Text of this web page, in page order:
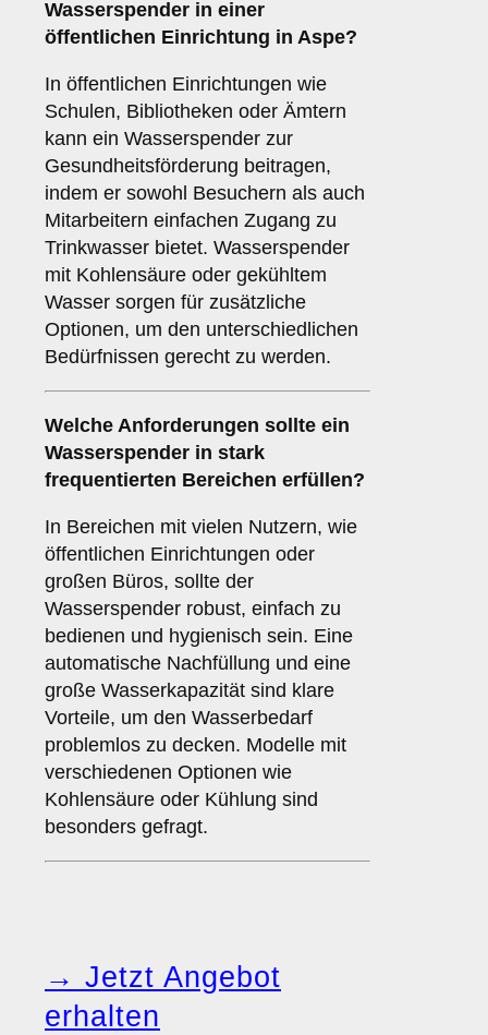
Wasserspender in einer
öffentlichen Einrichtung in Aspe?
In öffentlichen Einrichtungen wie
Schulen, Bibliotheken oder Ämtern
kann ein Wasserspender zur
Gesundheitsförderung beitragen,
indem er sowohl Besuchern als auch
Mitarbeitern einfachen Zugang zu
Trinkwasser bietet. Wasserspender
mit Kohlensäure oder gekühltem
Wasser sorgen für zusätzliche
Optionen, um den unterschiedlichen
Bedürfnissen gerecht zu werden.
Welche Anforderungen sollte ein
Wasserspender in stark
frequentierten Bereichen erfüllen?
In Bereichen mit vielen Nutzern, wie
öffentlichen Einrichtungen oder
großen Büros, sollte der
Wasserspender robust, einfach zu
bedienen und hygienisch sein. Eine
automatische Nachfüllung und eine
große Wasserkapazität sind klare
Vorteile, um den Wasserbedarf
problemlos zu decken. Modelle mit
verschiedenen Optionen wie
Kohlensäure oder Kühlung sind
besonders gefragt.
→ Jetzt Angebot
erhalten